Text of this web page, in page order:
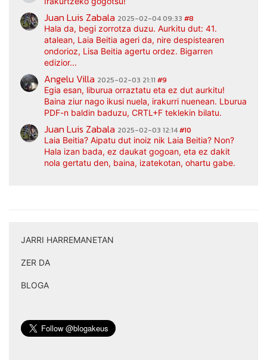
Juan Luis Zabala 2025-02-04 09:33 #8
Hala da, begi zorrotza duzu. Aurkitu dut: 41.
atalean, Laia Beitia ageri da, nire despistearen
ondorioz, Lisa Beitia agertu ordez. Bigarren
edizior...
Angelu Villa 2025-02-03 21:11 #9
Egia esan, liburua orraztatu eta ez dut aurkitu!
Baina ziur nago ikusi nuela, irakurri nuenean. Lburua
PDF-n baldin baduzu, CRTL+F teklekin bilatu.
Juan Luis Zabala 2025-02-03 12:14#10
Laia Beitia? Aipatu dut inoiz nik Laia Beitia? Non?
Hala izan bada, ez daukat gogoan, eta ez dakit
nola gertatu den, baina, izatekotan, ohartu gabe.
JARRI HARREMANETAN
ZER DA
BLOGA